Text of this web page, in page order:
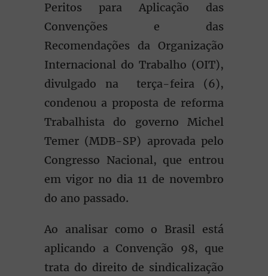
Peritos para Aplicação das
Convenções e das
Recomendações da Organização
Internacional do Trabalho (OIT),
divulgado na terça-feira (6),
condenou a proposta de reforma
Trabalhista do governo Michel
Temer (MDB-SP) aprovada pelo
Congresso Nacional, que entrou
em vigor no dia 11 de novembro
do ano passado.
Ao analisar como o Brasil está
aplicando a Convenção 98, que
trata do direito de sindicalização